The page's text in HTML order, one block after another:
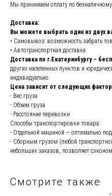
Мы принимаем оплату по
Доставка:
Вы можете выбрать один из двух
• Самовывоз: возможность забрать
• Автотранспортная доставка:
Доставка по г.Екатеринбургу –
других населенных пунктов и
индивидуально.
Цена зависит от следующих
- Вес груза
- Объем груза
- Расстояние перевозки
Способы транспортировки товара:
- Отдельной машиной — оптимально
- Сборным грузом (любой
небольших заказов, позволяет
Смотрите также